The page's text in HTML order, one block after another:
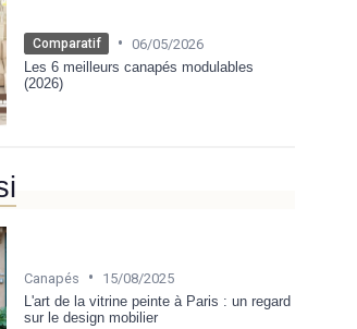
Comparatif • 06/05/2026
Les 6 meilleurs canapés modulables
(2026)
Canapés •
15/08/2025
L'art de la vitrine peinte à Paris : un regard
sur le design mobilier